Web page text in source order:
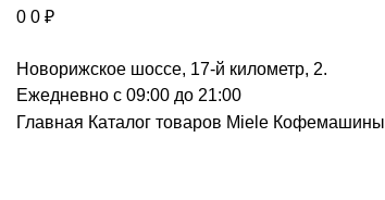
0 0 ₽
Новорижское шоссе, 17-й километр, 2.
Ежедневно с 09:00 до 21:00
Главная Каталог товаров Miele Кофемашины